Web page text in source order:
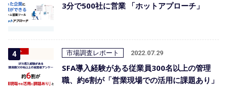
3分で500社に営業 「ホットアプローチ」
市場調査レポート 2022.07.29
SFA導入経験がある従業員300名以上の管理
職、約6割が「営業現場での活用に課題あり」